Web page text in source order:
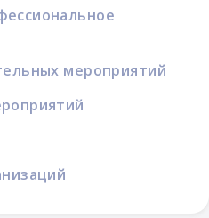
мероприятий